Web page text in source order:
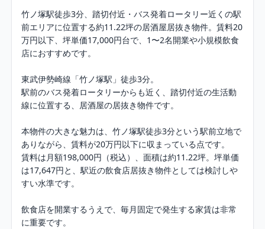
竹ノ塚駅徒歩3分、踏切付近・バス発着ロータリー近くの駅
前エリアに位置する約11.22坪の居酒屋居抜き物件。賃料20
万円以下、坪単価17,000円台で、1〜2名開業や小規模飲食
店におすすめです。
東武伊勢崎線「竹ノ塚駅」徒歩3分。
駅前のバス発着ロータリーからも近く、踏切付近の生活動
線に位置する、居酒屋の居抜き物件です。
本物件の大きな魅力は、竹ノ塚駅徒歩3分という駅前立地で
ありながら、賃料が20万円以下に収まっている点です。
賃料は月額198,000円（税込）、面積は約11.22坪。坪単価
は17,647円と、駅近の飲食店居抜き物件としては検討しや
すい水準です。
飲食店を開業するうえで、毎月固定で発生する家賃は非常
に重要です。